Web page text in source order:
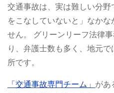
交通事故は、実は難しい分
をこなしていないと」なか
せん。
グリーンリーフ法律
り、弁護士数も多く、地元
所です。
「交通事故専門チーム」 があ